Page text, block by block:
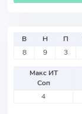
В Н П
8
9 3
Макс ИТ
Соп
4